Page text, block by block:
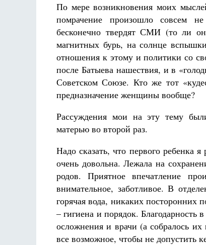
По мере возникновения моих
помрачение произошло совсем
бесконечно твердят СМИ (то ли
магнитных бурь, на солнце
отношения к этому и политики со
после Батыева нашествия, и в
Советском Союзе. Кто же тот
предназначение женщины вообще?
Рассуждения мои на эту тему
матерью во второй раз.
Надо сказать, что первого
очень довольна. Лежала на
родов. Приятное впечатление
внимательное, заботливое. В
горячая вода, никаких посторонних
– гигиена и порядок.
осложнения и врачи (а собралось
все возможное, чтобы не допустить
Разлуки не будет